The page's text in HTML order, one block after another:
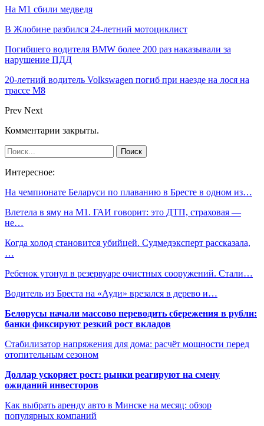
На М1 сбили медведя
В Жлобине разбился 24-летний мотоциклист
Погибшего водителя BMW более 200 раз наказывали за
нарушение ПДД
20-летний водитель Volkswagen погиб при наезде на лося на
трассе М8
Prev Next
Комментарии закрыты.
Интересное:
На чемпионате Беларуси по плаванию в Бресте в одном из…
Влетела в яму на М1. ГАИ говорит: это ДТП, страховая —
не…
Когда холод становится убийцей. Судмедэксперт рассказала,
…
Ребенок утонул в резервуаре очистных сооружений. Стали…
Водитель из Бреста на «Ауди» врезался в дерево и…
Белорусы начали массово переводить сбережения в рубли:
банки фиксируют резкий рост вкладов
Стабилизатор напряжения для дома: расчёт мощности перед
отопительным сезоном
Доллар ускоряет рост: рынки реагируют на смену
ожиданий инвесторов
Как выбрать аренду авто в Минске на месяц: обзор
популярных компаний